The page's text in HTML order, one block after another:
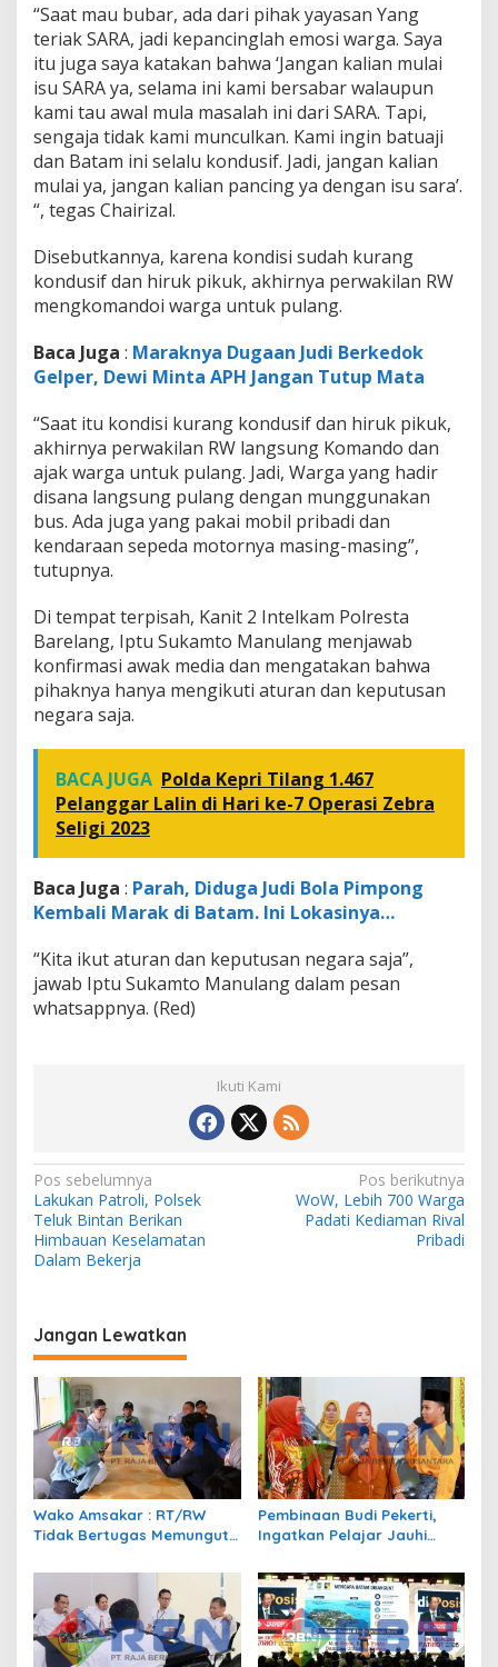
“Saat mau bubar, ada dari pihak yayasan Yang
teriak SARA, jadi kepancinglah emosi warga. Saya
itu juga saya katakan bahwa ‘Jangan kalian mulai
isu SARA ya, selama ini kami bersabar walaupun
kami tau awal mula masalah ini dari SARA. Tapi,
sengaja tidak kami munculkan. Kami ingin batuaji
dan Batam ini selalu kondusif. Jadi, jangan kalian
mulai ya, jangan kalian pancing ya dengan isu sara’.
“, tegas Chairizal.
Disebutkannya, karena kondisi sudah kurang
kondusif dan hiruk pikuk, akhirnya perwakilan RW
mengkomandoi warga untuk pulang.
Baca Juga : Maraknya Dugaan Judi Berkedok
Gelper, Dewi Minta APH Jangan Tutup Mata
“Saat itu kondisi kurang kondusif dan hiruk pikuk,
akhirnya perwakilan RW langsung Komando dan
ajak warga untuk pulang. Jadi, Warga yang hadir
disana langsung pulang dengan munggunakan
bus. Ada juga yang pakai mobil pribadi dan
kendaraan sepeda motornya masing-masing”,
tutupnya.
Di tempat terpisah, Kanit 2 Intelkam Polresta
Barelang, Iptu Sukamto Manulang menjawab
konfirmasi awak media dan mengatakan bahwa
pihaknya hanya mengikuti aturan dan keputusan
negara saja.
BACA JUGA Polda Kepri Tilang 1.467
Pelanggar Lalin di Hari ke-7 Operasi Zebra
Seligi 2023
Baca Juga : Parah, Diduga Judi Bola Pimpong
Kembali Marak di Batam. Ini Lokasinya…
“Kita ikut aturan dan keputusan negara saja”,
jawab Iptu Sukamto Manulang dalam pesan
whatsappnya. (Red)
Ikuti Kami
N
a
v
i
a
s
i
p
o
s
Pos sebelumnya
Lakukan Patroli, Polsek
Teluk Bintan Berikan
Himbauan Keselamatan
Dalam Bekerja
Pos berikutnya
WoW, Lebih 700 Warga
Padati Kediaman Rival
Pribadi
Jangan Lewatkan
Wako Amsakar : RT/RW
Tidak Bertugas Memungut
Pembinaan Budi Pekerti,
Ingatkan Pelajar Jauhi
Bermedia Sosial